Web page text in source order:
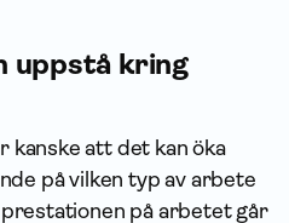
uppstå kring
kanske att det kan öka
på vilken typ av arbete
på arbetet går